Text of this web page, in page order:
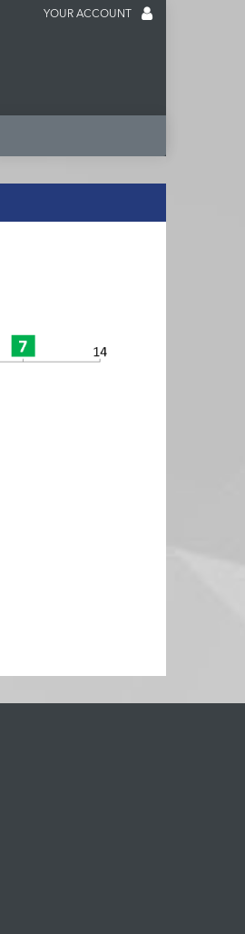
YOUR ACCOUNT